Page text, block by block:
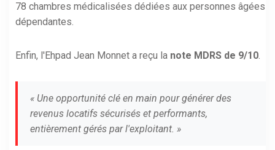
78 chambres médicalisées dédiées aux personnes âgées
dépendantes.
Enfin, l'Ehpad Jean Monnet a reçu la note MDRS de 9/10.
« Une opportunité clé en main pour générer des
revenus locatifs sécurisés et performants,
entièrement gérés par l'exploitant. »